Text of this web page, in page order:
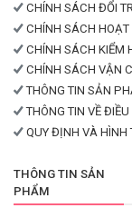
CHÍNH SÁCH ĐỔI
CHÍNH SÁCH
CHÍNH SÁCH KIỂM
CHÍNH SÁCH VẬN
THÔNG TIN SẢN
THÔNG TIN VỀ
QUY ĐỊNH VÀ HÌNH
THÔNG TIN SẢN
PHẨM